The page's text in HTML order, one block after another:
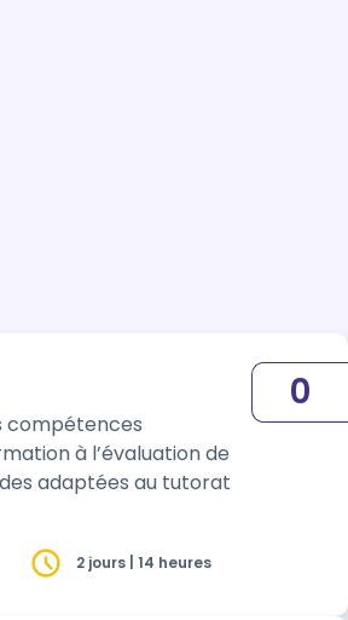
compétences
à l’évaluation de
adaptées au tutorat
0
2 jours | 14 heures